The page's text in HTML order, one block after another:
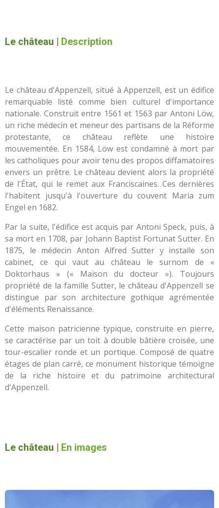
Le château Description
Le château d'Appenzell, situé à Appenzell, est un édifice
remarquable listé comme bien culturel d'importance
nationale. Construit entre 1561 et 1563 par Antoni Löw,
un riche médecin et meneur des partisans de la Réforme
protestante, ce château reflète une histoire
mouvementée. En 1584, Löw est condamné à mort par
les catholiques pour avoir tenu des propos diffamatoires
envers un prêtre. Le château devient alors la propriété
de l'État, qui le remet aux Franciscaines. Ces dernières
l'habitent jusqu'à l'ouverture du couvent Maria zum
Engel en 1682.
Par la suite, l'édifice est acquis par Antoni Speck, puis, à
sa mort en 1708, par Johann Baptist Fortunat Sutter. En
1875, le médecin Anton Alfred Sutter y installe son
cabinet, ce qui vaut au château le surnom de «
Doktorhaus » (« Maison du docteur »). Toujours
propriété de la famille Sutter, le château d'Appenzell se
distingue par son architecture gothique agrémentée
d'éléments Renaissance.
Cette maison patricienne typique, construite en pierre,
se caractérise par un toit à double bâtière croisée, une
tour-escalier ronde et un portique. Composé de quatre
étages de plan carré, ce monument historique témoigne
de la riche histoire et du patrimoine architectural
d'Appenzell.
Le château En images